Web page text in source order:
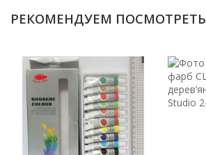
РЕКОМЕНДУЕМ ПОСМОТРЕТЬ